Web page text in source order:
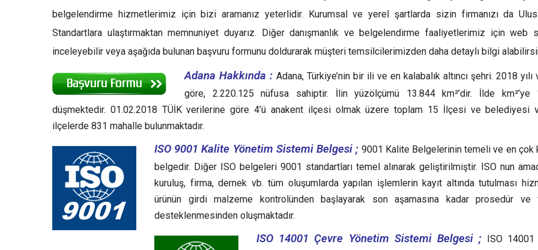
belgelendirme hizmetlerimiz için bizi aramanız yeterlidir. Kurumsal ve yerel şartlarda sizin firmanızı da
Standartlara ulaştırmaktan memnuniyet duyarız. Diğer danışmanlık ve belgelendirme faaliyetlerimiz için web
inceleyebilir veya aşağıda bulunan başvuru formunu doldurarak müşteri temsilcilerimizden daha detaylı bilgi
Adana Hakkında : Adana, Türkiye’nin bir ili ve en kalabalık altıncı şehri. 2018
göre, 2.220.125 nüfusa sahiptir. İlin yüzölçümü 13.844 km²’dir. İlde
düşmektedir. 01.02.2018 TÜİK verilerine göre 4’ü anakent ilçesi olmak üzere toplam 15 İlçesi ve belediyesi
ilçelerde 831 mahalle bulunmaktadır.
ISO 9001 Kalite Yönetim Sistemi Belgesi ; 9001 Kalite Belgelerinin temeli ve en çok
belgedir. Diğer ISO belgeleri 9001 standartları temel alınarak geliştirilmiştir. ISO nun
kuruluş, firma, dernek vb. tüm oluşumlarda yapılan işlemlerin kayıt altında tutulması
ürünün girdi malzeme kontrolünden başlayarak son aşamasına kadar prosedür ve
desteklenmesinden oluşmaktadır.
ISO 14001 Çevre Yönetim Sistemi Belgesi ; ISO 14001